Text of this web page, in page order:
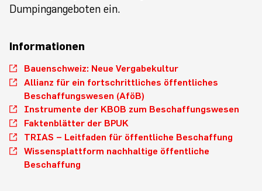
Dumpingangeboten ein.
Informationen
Bauenschweiz: Neue Vergabekultur
Allianz für ein fortschrittliches öffentliches
Beschaffungswesen (AföB)
Instrumente der KBOB zum Beschaffungswesen
Faktenblätter der BPUK
TRIAS – Leitfaden für öffentliche Beschaffung
Wissensplattform nachhaltige öffentliche
Beschaffung